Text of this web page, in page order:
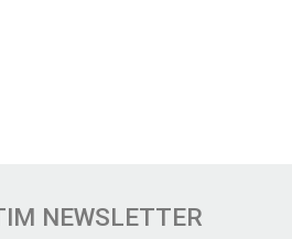
NEWSLETTER